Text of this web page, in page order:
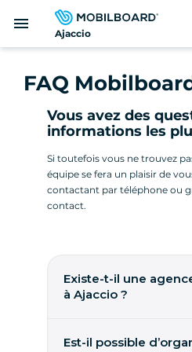
Ajaccio
menu
FAQ
Vous avez des
informations les
Si toutefois vous ne trouvez
équipe se fera un plaisir de
contactant par téléphone ou
contact.
Existe-t-il une
à Ajaccio ?
Est-il possible